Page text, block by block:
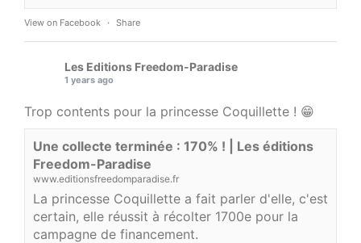
View on Facebook · Share
Les Editions Freedom-Paradise
1 years ago
Trop contents pour la princesse Coquillette ! 😁
Une collecte terminée : 170% ! | Les éditions
Freedom-Paradise
www.editionsfreedomparadise.fr
La princesse Coquillette a fait parler d'elle, c'est
certain, elle réussit à récolter 1700e pour la
campagne de financement.